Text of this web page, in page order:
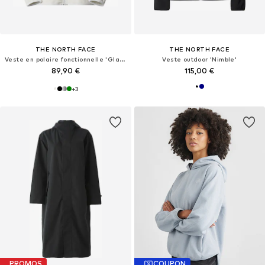
THE NORTH FACE
Veste en polaire fonctionnelle 'Glacier'
89,90 €
+3
THE NORTH FACE
Veste outdoor 'Nimble'
115,00 €